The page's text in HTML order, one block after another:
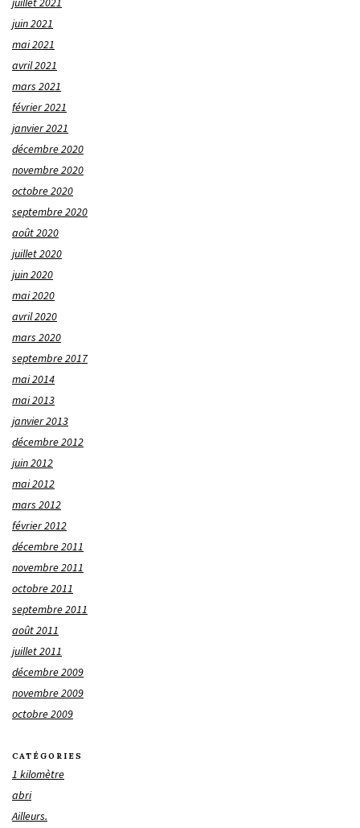
juin 2021
mai 2021
avril 2021
mars 2021
février 2021
janvier 2021
décembre 2020
novembre 2020
octobre 2020
septembre 2020
août 2020
juillet 2020
juin 2020
mai 2020
avril 2020
mars 2020
septembre 2017
mai 2014
mai 2013
janvier 2013
décembre 2012
juin 2012
mai 2012
mars 2012
février 2012
décembre 2011
novembre 2011
octobre 2011
septembre 2011
août 2011
juillet 2011
décembre 2009
novembre 2009
octobre 2009
CATÉGORIES
1 kilomètre
abri
Ailleurs.